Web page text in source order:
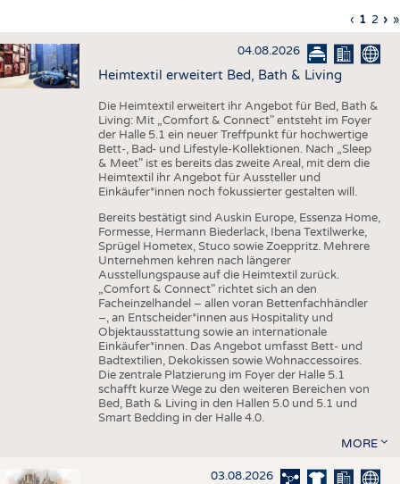
TESTS
AUSSCHREIBUNGEN
DTV AUSSCHREIBUNGSDIENST
STATISTICS
ADRESSEN & LINKS
PUBLIKATIONEN
BRANCHENTERMINE
Seitennummerierung
Seite
‹
Seite
1 Seite
2 › »
04.08.2026
Heimtextil erweitert Bed, Bath & Living
Die Heimtextil erweitert ihr Angebot für Bed, Bath &
Living: Mit „Comfort & Connect" entsteht im Foyer
der Halle 5.1 ein neuer Treffpunkt für hochwertige
Bett-, Bad- und Lifestyle-Kollektionen. Nach „Sleep
& Meet" ist es bereits das zweite Areal, mit dem die
Heimtextil ihr Angebot für Aussteller und
Einkäufer*innen noch fokussierter gestalten will.
Bereits bestätigt sind Auskin Europe, Essenza Home,
Formesse, Hermann Biederlack, Ibena Textilwerke,
Sprügel Hometex, Stuco sowie Zoeppritz. Mehrere
Unternehmen kehren nach längerer
Ausstellungspause auf die Heimtextil zurück.
„Comfort & Connect" richtet sich an den
Facheinzelhandel – allen voran Bettenfachhändler
–, an Entscheider*innen aus Hospitality und
Objektausstattung sowie an internationale
Einkäufer*innen. Das Angebot umfasst Bett- und
Badtextilien, Dekokissen sowie Wohnaccessoires.
Die zentrale Platzierung im Foyer der Halle 5.1
schafft kurze Wege zu den weiteren Bereichen von
Bed, Bath & Living in den Hallen 5.0 und 5.1 und
Smart Bedding in der Halle 4.0.
MORE
03.08.2026